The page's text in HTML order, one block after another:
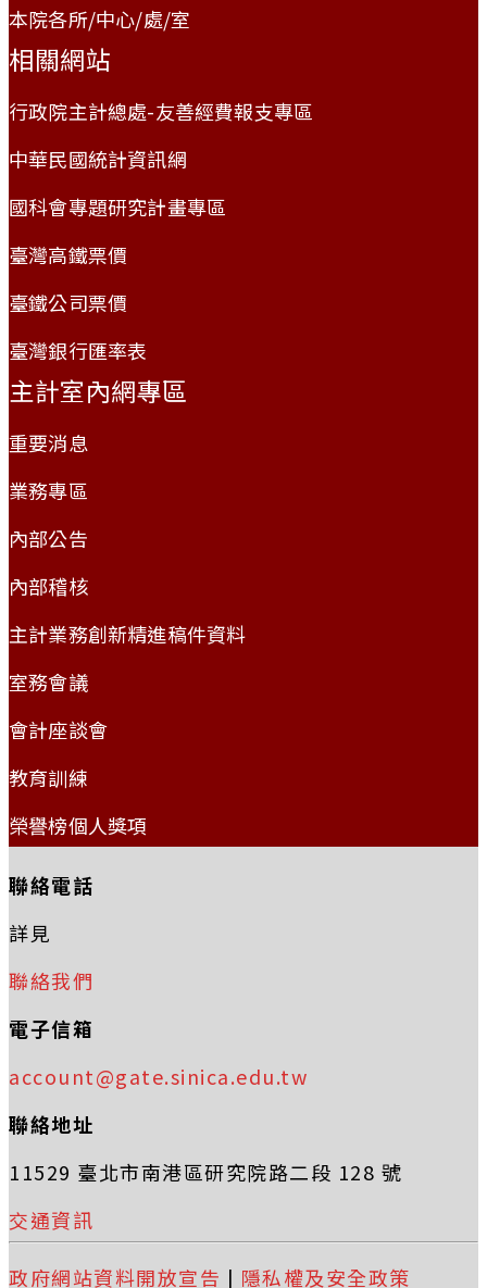
本院各所/中心/處/室
相關網站
行政院主計總處-友善經費報支專區
中華民國統計資訊網
國科會專題研究計畫專區
臺灣高鐵票價
臺鐵公司票價
臺灣銀行匯率表
主計室內網專區
重要消息
業務專區
內部公告
內部稽核
主計業務創新精進稿件資料
室務會議
會計座談會
教育訓練
榮譽榜個人獎項
聯絡電話
詳見
聯絡我們
電子信箱
account@gate.sinica.edu.tw
聯絡地址
11529 臺北市南港區研究院路二段 128 號
交通資訊
政府網站資料開放宣告 | 隱私權及安全政策